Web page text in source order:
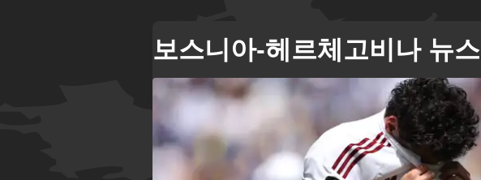
보스니아-헤르체고비나 뉴스